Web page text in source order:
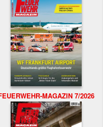
MAGAZIN 7/2026